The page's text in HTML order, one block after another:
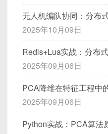
无人机编队协同：分布
2025年10月09日
Redis+Lua实战：分布
2025年09月06日
PCA降维在特征工程中
2025年09月06日
Python实战：PCA算法